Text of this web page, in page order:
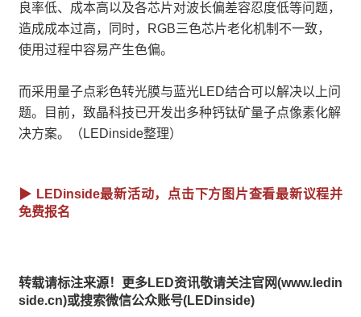
良率低、成本高以及各芯片对波长偏差容忍度低等问题，
造成成本过高，同时，RGB三色芯片老化机制不一致，
使用过程中容易产生色偏。
而采用量子点彩色转光膜与蓝光LED结合可以解决以上问
题。目前，致晶科技已开发出多种钙钛矿量子点像素化解
决方案。（LEDinside整理）
▶ LEDinside最新活动，点击下方图片查看最新议程并
免费报名
转载请标注来源！更多LED资讯敬请关注官网(www.ledin
side.cn)或搜索微信公众账号(LEDinside)